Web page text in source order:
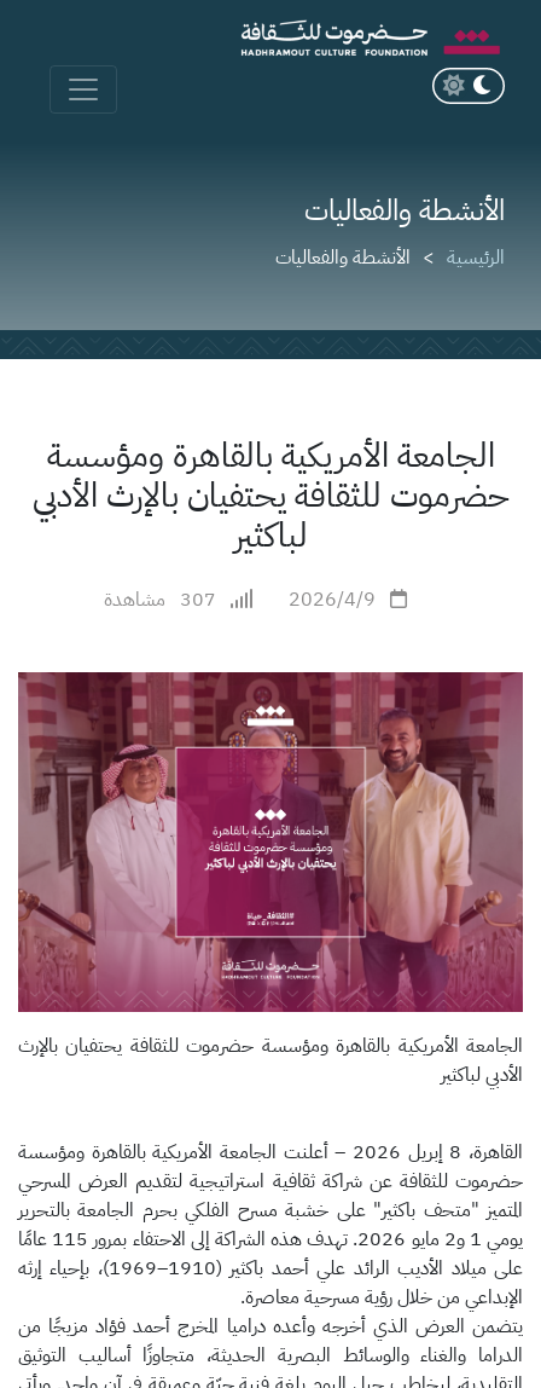
الأنشطة والفعاليات
الرئيسية الأنشطة والفعاليات
الجامعة الأمريكية بالقاهرة ومؤسسة
حضرموت للثقافة يحتفيان بالإرث الأدبي
لباكثير
2026/4/9
307 مشاهدة
الجامعة الأمريكية بالقاهرة ومؤسسة حضرموت للثقافة يحتفيان بالإرث
الأدبي لباكثير
القاهرة، 8 إبريل 2026 – أعلنت الجامعة الأمريكية بالقاهرة ومؤسسة
حضرموت للثقافة عن شراكة ثقافية استراتيجية لتقديم العرض المسرحي
المتميز "متحف باكثير" على خشبة مسرح الفلكي بحرم الجامعة بالتحرير
يومي 1 و2 مايو 2026. تهدف هذه الشراكة إلى الاحتفاء بمرور 115 عامًا
على ميلاد الأديب الرائد علي أحمد باكثير (1910–1969)، بإحياء إرثه
الإبداعي من خلال رؤية مسرحية معاصرة.
يتضمن العرض الذي أخرجه وأعده دراميا المخرج أحمد فؤاد مزيجًا من
الدراما والغناء والوسائط البصرية الحديثة، متجاوزًا أساليب التوثيق